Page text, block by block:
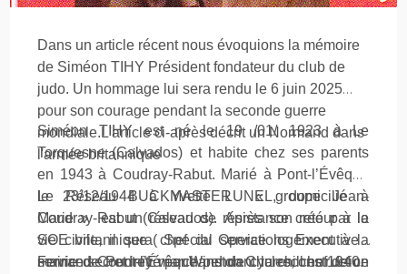
Dans un article récent nous évoquions la mémoire
de Siméon TIHY Président fondateur du club de
judo. Un hommage lui sera rendu le 6 juin 2025
pour son courage pendant la seconde guerre
mondiale.L'article ci-après décrit un Normand dans
l'armée britannique
Siméon TIHY est né le 19 /01/ 1923 à Le
Torquesne (Calvados) et habite chez ses parents
en 1943 à Coudray-Rabut. Marié à Pont-l’Évêque
le 23/12/1944 à Yvette LUNEL, domicilié à
Coudray-Rabut (Calvados). Après son retour à la
vie civile, il sera chef du service logement à la
mairie de Pont-l’Évêque pendant la reconstruction
Le Réseau BUCKMASTER « groupe Jean-
Marie » est un réseau de résistance créé par le
SOE britannique ( Special Operations Executive )
service secret initié par Winston Churchill en 1940.
Fernand Coudrey marchand de cycles, chef de ce